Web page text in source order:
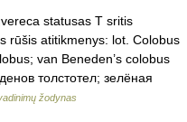
statusas T sritis
rūšis atitikmenys: lot. Colobus
van Beneden’s colobus
толстотел; зелёная
žodynas